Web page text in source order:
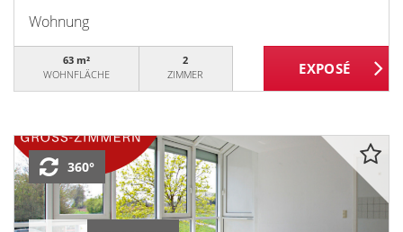
Wohnung
63 m²
WOHNFLÄCHE
2
ZIMMER
360°